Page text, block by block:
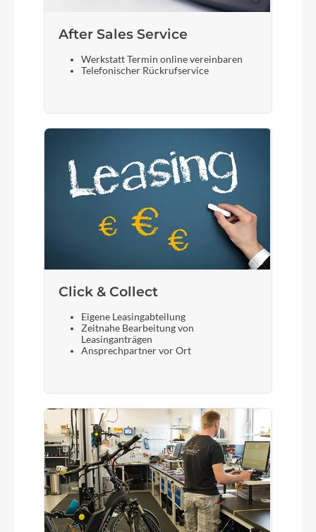
After Sales Service
Werkstatt Termin online vereinbaren
Telefonischer Rückrufservice
Click & Collect
Eigene Leasingabteilung
Zeitnahe Bearbeitung von
Leasinganträgen
Ansprechpartner vor Ort